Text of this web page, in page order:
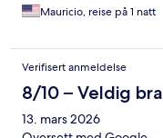
Mauricio, reise på 1 natt
Verifisert anmeldelse
8/10 – Veldig bra
13. mars 2026